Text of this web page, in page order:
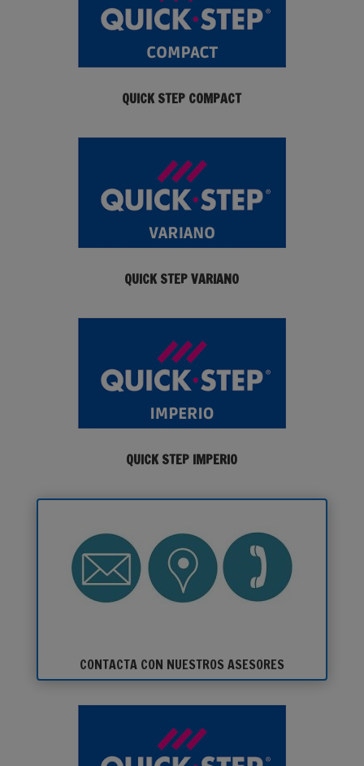
QUICK STEP COMPACT
QUICK STEP VARIANO
QUICK STEP IMPERIO
CONTACTA CON NUESTROS ASESORES